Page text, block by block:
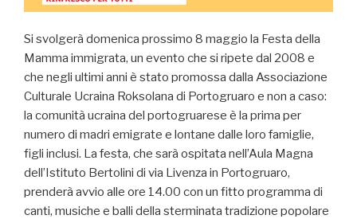
Si svolgerà domenica prossimo 8 maggio la Festa della
Mamma immigrata, un evento che si ripete dal 2008 e
che negli ultimi anni è stato promossa dalla Associazione
Culturale Ucraina Roksolana di Portogruaro e non a caso:
la comunità ucraina del portogruarese è la prima per
numero di madri emigrate e lontane dalle loro famiglie,
figli inclusi. La festa, che sarà ospitata nell’Aula Magna
dell’Istituto Bertolini di via Livenza in Portogruaro,
prenderà avvio alle ore 14.00 con un fitto programma di
canti, musiche e balli della sterminata tradizione popolare